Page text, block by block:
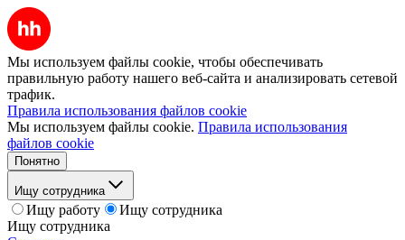
Мы используем файлы cookie, чтобы обеспечивать
правильную работу нашего веб-сайта и анализировать сетевой
трафик.
Правила использования файлов cookie
Мы используем файлы cookie. Правила использования
файлов cookie
Понятно
Ищу сотрудника
Ищу работу
Ищу сотрудника
Ищу сотрудника